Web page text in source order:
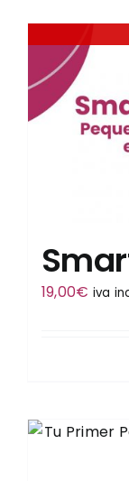
Tienda
19,00€ iva